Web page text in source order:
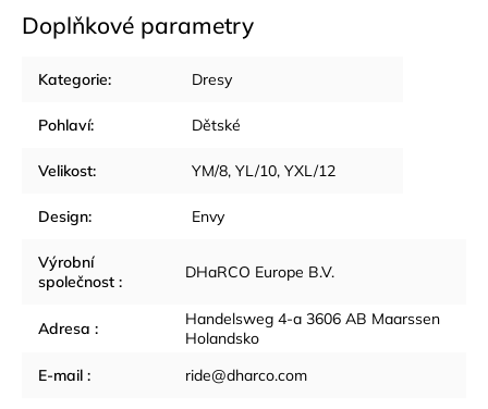
Doplňkové parametry
Kategorie: Dresy
Pohlaví: Dětské
Velikost: YM/8, YL/10, YXL/12
Design: Envy
Výrobní
společnost : DHaRCO Europe B.V.
Adresa :
Handelsweg 4-a 3606 AB Maarssen
Holandsko
E-mail : ride@dharco.com